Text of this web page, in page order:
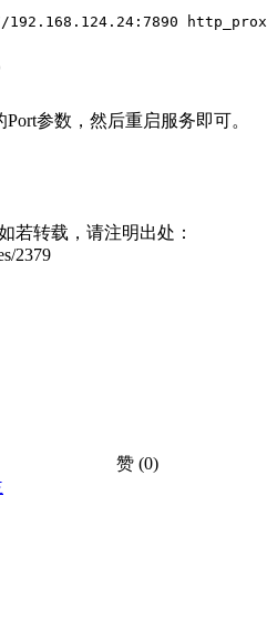
Port参数，然后重启服务即可。
若转载，请注明出处：
2379
赞 (0)